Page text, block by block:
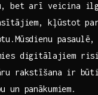
bet arī veicina
kļūstot⁤ par
digitālajiem
rakstīšana⁣ ir
un panākumiem.